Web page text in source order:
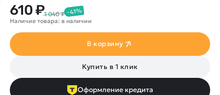
610 ₽1 040 ₽ -41%
Наличие товара: в наличии
В корзину
Купить в 1 клик
Оформление кредита
Сборные модели
Детские электромобили
Спецтехника
Железные дороги
Покупка в кредит
Отследить заказ
Оплата на сайте